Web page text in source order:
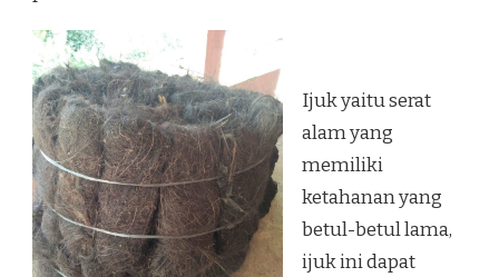
Ijuk yaitu serat
alam yang
memiliki
ketahanan yang
betul-betul lama,
ijuk ini dapat